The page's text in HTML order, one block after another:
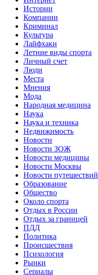
Истории
Компании
Криминал
Культура
Лайфхаки
Летние виды спорта
Личный счет
Люди
Места
Мнения
Мода
Народная медицина
Наука
Наука и техника
Недвижимость
Новости
Новости ЗОЖ
Новости медицины
Новости Москвы
Новости путешествий
Образование
Общество
Около спорта
Отдых в России
Отдых за границей
ПДД
Политика
Происшествия
Психология
Рынки
Сериалы